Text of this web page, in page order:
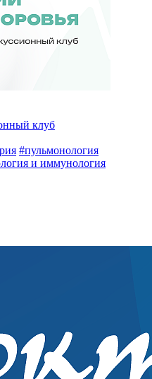
клуб
#пульмонология
и иммунология